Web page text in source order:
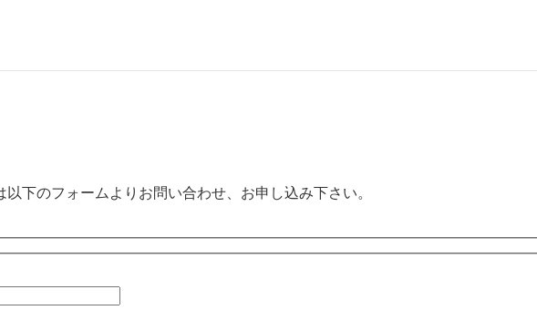
下のフォームよりお問い合わせ、お申し込み下さい。